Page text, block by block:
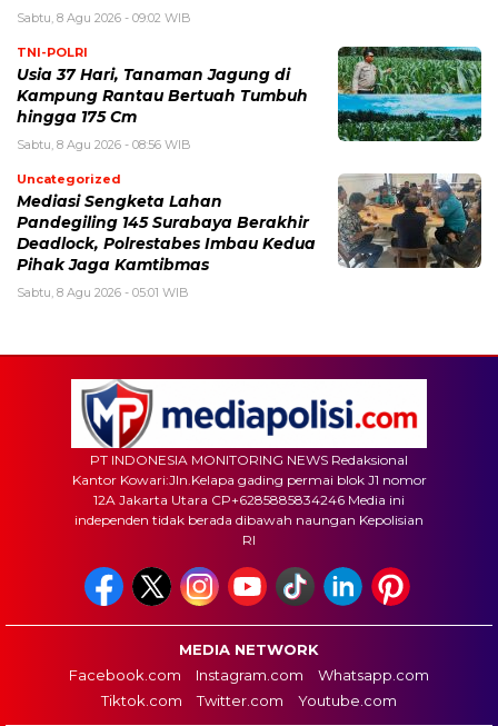
Sabtu, 8 Agu 2026 - 09:02 WIB
TNI-POLRI
Usia 37 Hari, Tanaman Jagung di
Kampung Rantau Bertuah Tumbuh
hingga 175 Cm
Sabtu, 8 Agu 2026 - 08:56 WIB
Uncategorized
Mediasi Sengketa Lahan
Pandegiling 145 Surabaya Berakhir
Deadlock, Polrestabes Imbau Kedua
Pihak Jaga Kamtibmas
Sabtu, 8 Agu 2026 - 05:01 WIB
PT INDONESIA MONITORING NEWS Redaksional
Kantor Kowari:Jln.Kelapa gading permai blok J1 nomor
12A Jakarta Utara CP+6285885834246 Media ini
independen tidak berada dibawah naungan Kepolisian
RI
MEDIA NETWORK
Facebook.com
Instagram.com
Whatsapp.com
Tiktok.com
Twitter.com Youtube.com